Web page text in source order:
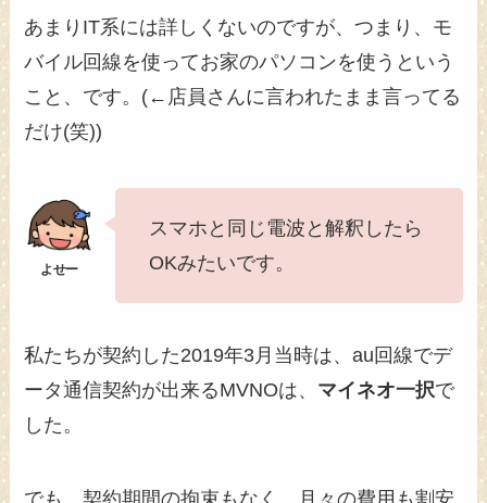
あまりIT系には詳しくないのですが、つまり、モ
バイル回線を使ってお家のパソコンを使うという
こと、です。(←店員さんに言われたまま言ってる
だけ(笑))
スマホと同じ電波と解釈したら
OKみたいです。
私たちが契約した2019年3月当時は、au回線でデ
ータ通信契約が出来るMVNOは、 マイネオ一択で
した。
でも、契約期間の拘束もなく、月々の費用も割安